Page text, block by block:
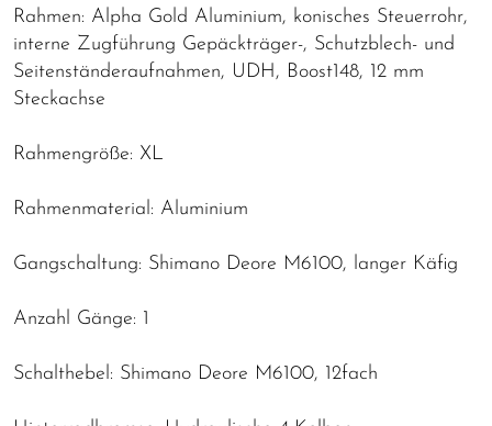
Rahmen: Alpha Gold Aluminium, konisches Steuerrohr,
interne Zugführung Gepäckträger-, Schutzblech- und
Seitenständeraufnahmen, UDH, Boost148, 12 mm
Steckachse
Rahmengröße: XL
Rahmenmaterial: Aluminium
Gangschaltung: Shimano Deore M6100, langer Käfig
Anzahl Gänge: 1
Schalthebel: Shimano Deore M6100, 12fach